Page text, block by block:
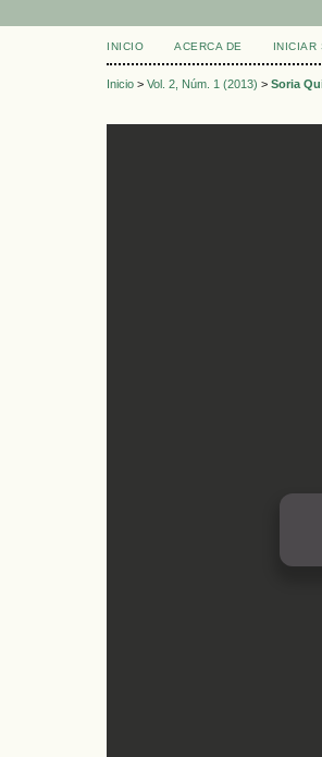
INICIO ACERCA DE INICIAR
Inicio > Vol. 2, Núm. 1 (2013) > Soria